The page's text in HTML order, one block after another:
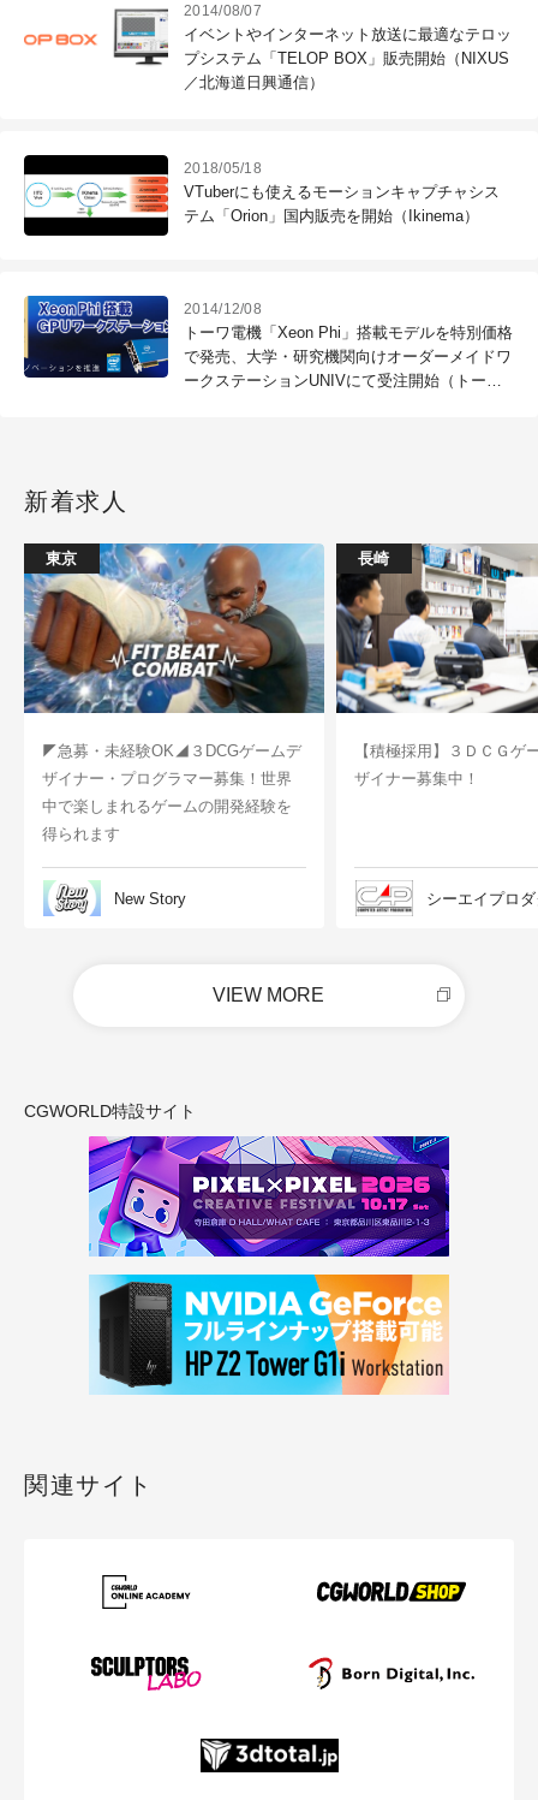
2014/08/07
イベントやインターネット放送に最適なテロッ
プシステム「TELOP BOX」販売開始（NIXUS
／北海道日興通信）
2018/05/18
VTuberにも使えるモーションキャプチャシス
テム「Orion」国内販売を開始（Ikinema）
2014/12/08
トーワ電機「Xeon Phi」搭載モデルを特別価格
で発売、大学・研究機関向けオーダーメイドワ
ークステーションUNIVにて受注開始（トーワ
新着求人
東京
◤急募・未経験OK◢３DCGゲームデ
ザイナー・プログラマー募集！世界
中で楽しまれるゲームの開発経験を
得られます
New Story
長崎
【積極採用】３ＤＣＧゲ
ザイナー募集中！
シーエイプロ
VIEW MORE
CGWORLD特設サイト
関連サイト